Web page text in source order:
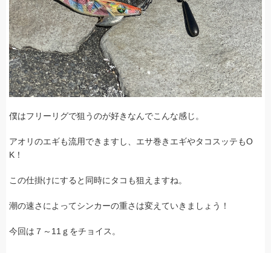
僕はフリーリグで狙うのが好きなんでこんな感じ。
アオリのエギも流用できますし、エサ巻きエギやタコスッテもO
K！
この仕掛けにすると同時にタコも狙えますね。
潮の速さによってシンカーの重さは変えていきましょう！
今回は７～11ｇをチョイス。